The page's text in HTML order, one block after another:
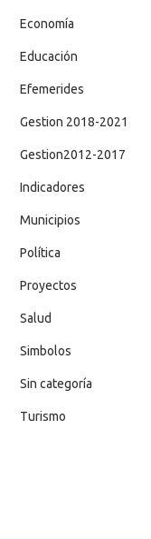
Economía
Educación
Efemerides
Gestion 2018-2021
Gestion2012-2017
Indicadores
Municipios
Política
Proyectos
Salud
Simbolos
Sin categoría
Turismo